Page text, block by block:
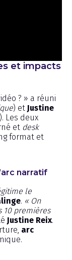
et impacts
? » a réuni
) et Justine
Les deux
et desk
format et
narratif
le
. « On
10 premières
Justine Reix.
arc